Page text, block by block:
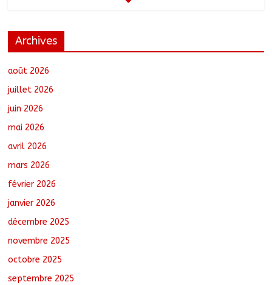
les progrès du Tchad en matière de
Archives
août 2026
juillet 2026
juin 2026
mai 2026
avril 2026
mars 2026
février 2026
janvier 2026
décembre 2025
novembre 2025
octobre 2025
septembre 2025